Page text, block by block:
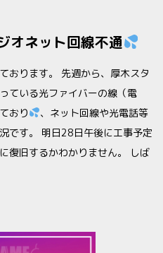
オネット回線不通
おります。 先週から、厚木スタ
ている光ファイバーの線（電
おり
、ネット回線や光電話等
です。 明日28日午後に工事予定
復旧するかわかりません。 しば